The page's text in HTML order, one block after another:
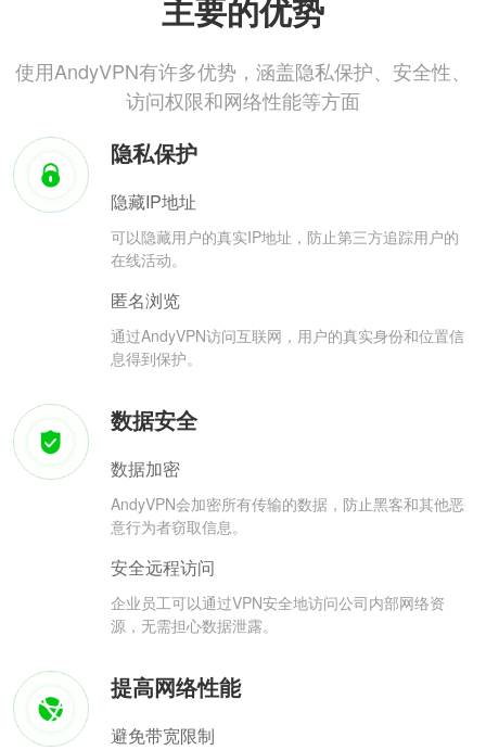
主要的优势
使用AndyVPN有许多优势，涵盖隐私保护、安全性、
访问权限和网络性能等方面
隐私保护
隐藏IP地址
可以隐藏用户的真实IP地址，防止第三方追踪用户的
在线活动。
匿名浏览
通过AndyVPN访问互联网，用户的真实身份和位置信
息得到保护。
数据安全
数据加密
AndyVPN会加密所有传输的数据，防止黑客和其他恶
意行为者窃取信息。
安全远程访问
企业员工可以通过VPN安全地访问公司内部网络资
源，无需担心数据泄露。
提高网络性能
避免带宽限制